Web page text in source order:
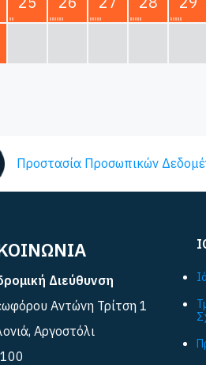
Προστασία Προσωπικών
Διεύθυνση
Αντώνη Τρίτση 1
Αργοστόλι